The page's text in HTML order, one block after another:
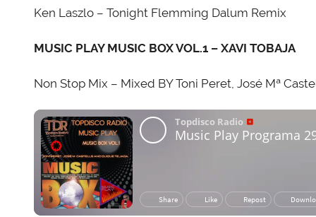
Ken Laszlo – Tonight Flemming Dalum Remix
MUSIC PLAY MUSIC BOX VOL.1 – XAVI TOBAJA
Non Stop Mix – Mixed BY Toni Peret, José Mª